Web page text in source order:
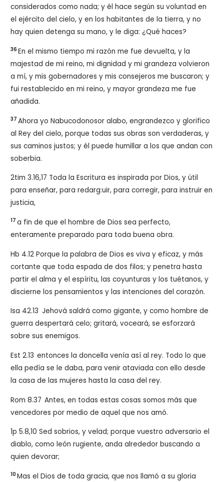
considerados como nada; y él hace según su voluntad en
el ejército del cielo, y en los habitantes de la tierra, y no
hay quien detenga su mano, y le diga: ¿Qué haces?
36En el mismo tiempo mi razón me fue devuelta, y la
majestad de mi reino, mi dignidad y mi grandeza volvieron
a mí, y mis gobernadores y mis consejeros me buscaron; y
fui restablecido en mi reino, y mayor grandeza me fue
añadida.
37 Ahora yo Nabucodonosor alabo, engrandezco y glorifico
al Rey del cielo, porque todas sus obras son verdaderas, y
sus caminos justos; y él puede humillar a los que andan con
soberbia.
2tim 3.16,17 Toda la Escritura es inspirada por Dios, y útil
para enseñar, para redarg:uir, para corregir, para instruir en
justicia,
17a fin de que el hombre de Dios sea perfecto,
enteramente preparado para toda buena obra.
Hb 4.12 Porque la palabra de Dios es viva y eficaz, y más
cortante que toda espada de dos filos; y penetra hasta
partir el alma y el espíritu, las coyunturas y los tuétanos, y
discierne los pensamientos y las intenciones del corazón.
Isa 42.13 Jehová saldrá como gigante, y como hombre de
guerra despertará celo; gritará, voceará, se esforzará
sobre sus enemigos.
Est 2.13 entonces la doncella venía así al rey. Todo lo que
ella pedía se le daba, para venir ataviada con ello desde
la casa de las mujeres hasta la casa del rey.
Rom 8.37 Antes, en todas estas cosas somos más que
vencedores por medio de aquel que nos amó.
1p 5.8,10 Sed sobrios, y velad; porque vuestro adversario el
diablo, como león rugiente, anda alrededor buscando a
quien devorar;
10Mas el Dios de toda gracia, que nos llamó a su gloria